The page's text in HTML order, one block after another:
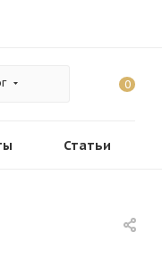
0
Статьи